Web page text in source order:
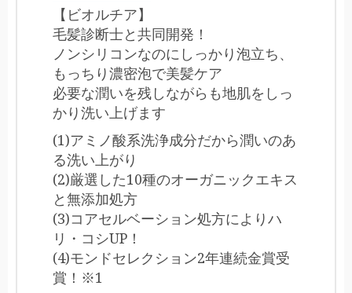
【ビオルチア】
毛髪診断士と共同開発！
ノンシリコンなのにしっかり泡立ち、
もっちり濃密泡で美髪ケア
必要な潤いを残しながらも地肌をしっ
かり洗い上げます
(1)アミノ酸系洗浄成分だから潤いのあ
る洗い上がり
(2)厳選した10種のオーガニックエキス
と無添加処方
(3)コアセルベーション処方によりハ
リ・コシUP！
(4)モンドセレクション2年連続金賞受
賞！※1